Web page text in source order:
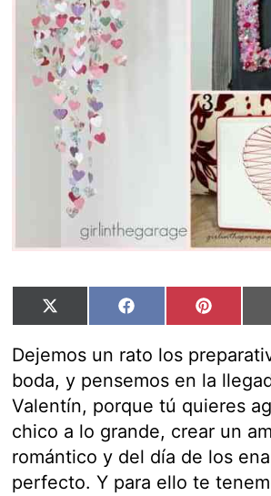
Compartir
en
X
(Twitter)
Compartir
en
Facebook
en
Pinterest
Dejemos un rato los
boda, y pensemos en la
Valentín, porque tú quieres
chico a lo grande, crear un
romántico y del día de los
perfecto. Y para ello te